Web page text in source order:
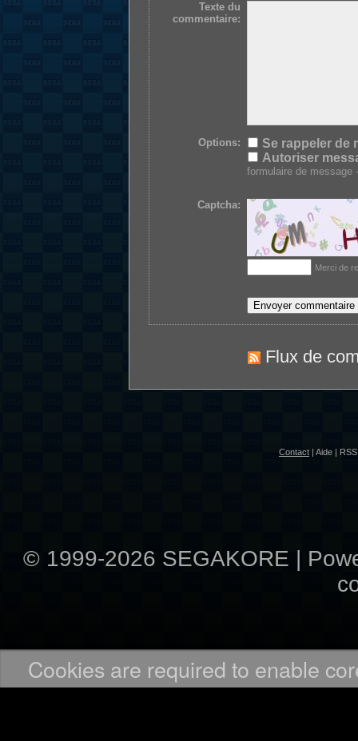
Texte du
commentaire:
Options:
Se rappeler de
Autoriser
formulaire de message
Captcha:
Merci de
Flux de
Contact Aide
© 1999-2026 SEGAKORE |
Cookies are required to enable